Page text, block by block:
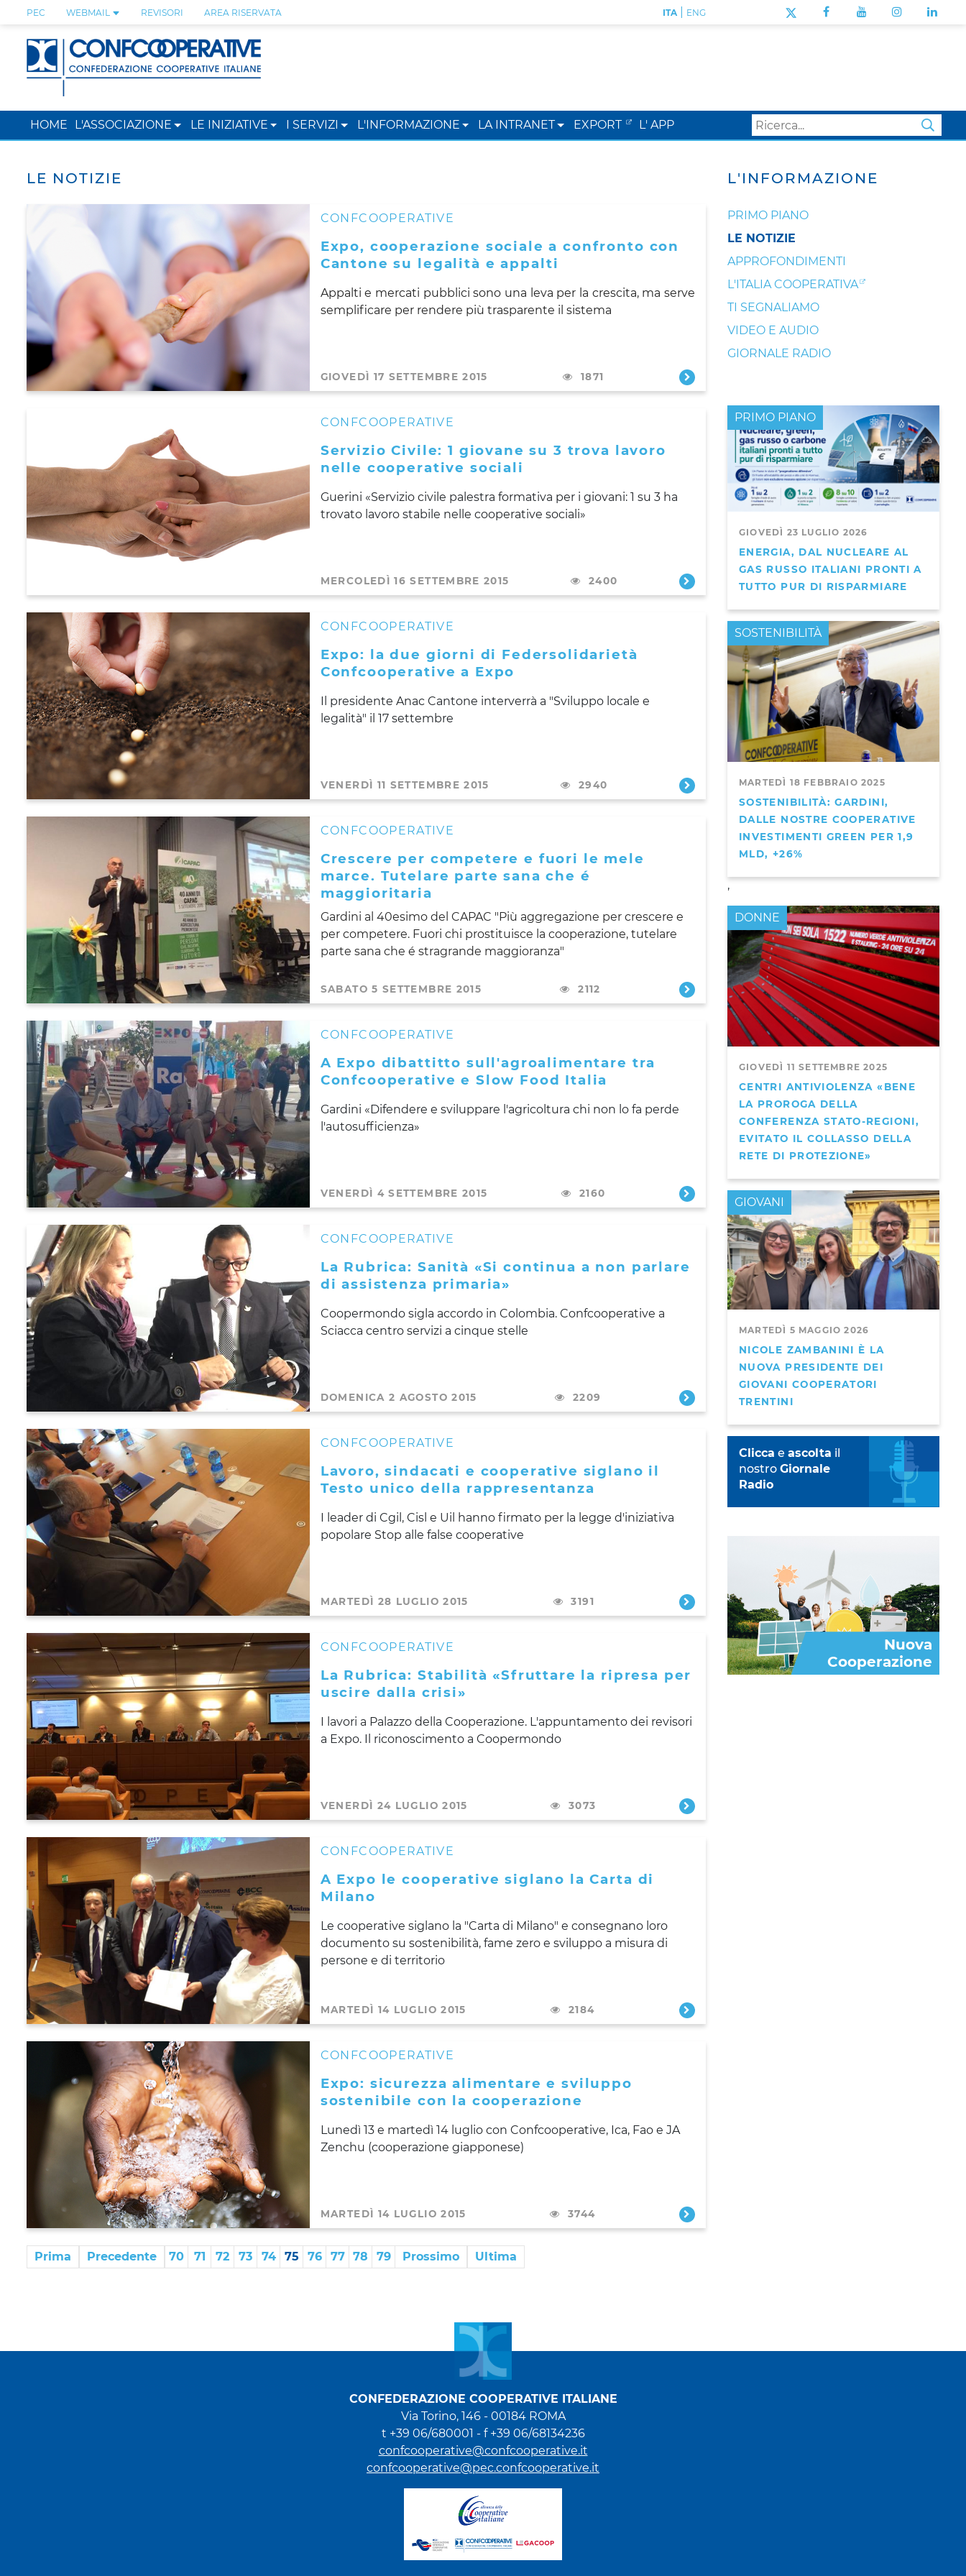
PEC WEBMAIL REVISORI AREA RISERVATA ITA| ENG
HOME L'ASSOCIAZIONE LE INIZIATIVE I SERVIZI L'INFORMAZIONE LA INTRANET EXPORT L' APP
LE NOTIZIE
CONFCOOPERATIVE
Expo, cooperazione sociale a confronto con
Cantone su legalità e appalti
Appalti e mercati pubblici sono una leva per la crescita, ma serve
semplificare per rendere più trasparente il sistema
GIOVEDÌ 17 SETTEMBRE 2015 1871
CONFCOOPERATIVE
Servizio Civile: 1 giovane su 3 trova lavoro
nelle cooperative sociali
Guerini «Servizio civile palestra formativa per i giovani: 1 su 3 ha
trovato lavoro stabile nelle cooperative sociali»
MERCOLEDÌ 16 SETTEMBRE 2015 2400
CONFCOOPERATIVE
Expo: la due giorni di Federsolidarietà
Confcooperative a Expo
Il presidente Anac Cantone interverrà a "Sviluppo locale e
legalità" il 17 settembre
VENERDÌ 11 SETTEMBRE 2015 2940
CONFCOOPERATIVE
Crescere per competere e fuori le mele
marce. Tutelare parte sana che é
maggioritaria
Gardini al 40esimo del CAPAC "Più aggregazione per crescere e
per competere. Fuori chi prostituisce la cooperazione, tutelare
parte sana che é stragrande maggioranza"
SABATO 5 SETTEMBRE 2015 2112
CONFCOOPERATIVE
A Expo dibattitto sull'agroalimentare tra
Confcooperative e Slow Food Italia
Gardini «Difendere e sviluppare l'agricoltura chi non lo fa perde
l'autosufficienza»
VENERDÌ 4 SETTEMBRE 2015 2160
CONFCOOPERATIVE
La Rubrica: Sanità «Si continua a non parlare
di assistenza primaria»
Coopermondo sigla accordo in Colombia. Confcooperative a
Sciacca centro servizi a cinque stelle
DOMENICA 2 AGOSTO 2015 2209
CONFCOOPERATIVE
Lavoro, sindacati e cooperative siglano il
Testo unico della rappresentanza
I leader di Cgil, Cisl e Uil hanno firmato per la legge d'iniziativa
popolare Stop alle false cooperative
MARTEDÌ 28 LUGLIO 2015 3191
CONFCOOPERATIVE
La Rubrica: Stabilità «Sfruttare la ripresa per
uscire dalla crisi»
I lavori a Palazzo della Cooperazione. L'appuntamento dei revisori
a Expo. Il riconoscimento a Coopermondo
VENERDÌ 24 LUGLIO 2015 3073
CONFCOOPERATIVE
A Expo le cooperative siglano la Carta di
Milano
Le cooperative siglano la "Carta di Milano" e consegnano loro
documento su sostenibilità, fame zero e sviluppo a misura di
persone e di territorio
MARTEDÌ 14 LUGLIO 2015 2184
CONFCOOPERATIVE
Expo: sicurezza alimentare e sviluppo
sostenibile con la cooperazione
Lunedì 13 e martedì 14 luglio con Confcooperative, Ica, Fao e JA
Zenchu (cooperazione giapponese)
MARTEDÌ 14 LUGLIO 2015 3744
Prima Precedente 70 71 72 73 74 75 76 77 78 79 Prossimo Ultima
L'INFORMAZIONE
PRIMO PIANO
LE NOTIZIE
APPROFONDIMENTI
L'ITALIA COOPERATIVA
TI SEGNALIAMO
VIDEO E AUDIO
GIORNALE RADIO
GIOVEDÌ 23 LUGLIO 2026
ENERGIA, DAL NUCLEARE AL
GAS RUSSO ITALIANI PRONTI A
TUTTO PUR DI RISPARMIARE
PRIMO PIANO
MARTEDÌ 18 FEBBRAIO 2025
SOSTENIBILITÀ: GARDINI,
DALLE NOSTRE COOPERATIVE
INVESTIMENTI GREEN PER 1,9
MLD, +26%
PRIMO PIANO
,
SOSTENIBILITÀ
GIOVEDÌ 11 SETTEMBRE 2025
CENTRI ANTIVIOLENZA «BENE
LA PROROGA DELLA
CONFERENZA STATO-REGIONI,
EVITATO IL COLLASSO DELLA
RETE DI PROTEZIONE»
DONNE
MARTEDÌ 5 MAGGIO 2026
NICOLE ZAMBANINI È LA
NUOVA PRESIDENTE DEI
GIOVANI COOPERATORI
TRENTINI
GIOVANI
Clicca e ascolta il
nostro Giornale
Radio
Nuova
Cooperazione
CONFEDERAZIONE COOPERATIVE ITALIANE
Via Torino, 146 - 00184 ROMA
t +39 06/680001 - f +39 06/68134236
confcooperative@confcooperative.it
confcooperative@pec.confcooperative.it